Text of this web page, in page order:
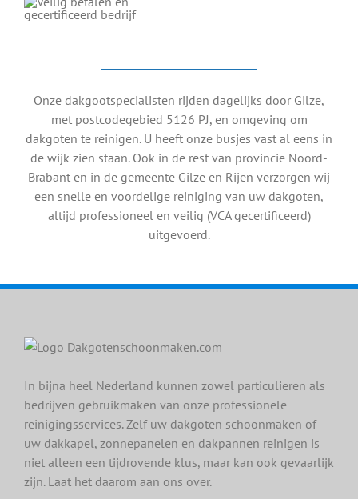
Onze dakgootspecialisten rijden dagelijks door Gilze,
met postcodegebied 5126 PJ, en omgeving om
dakgoten te reinigen. U heeft onze busjes vast al eens in
de wijk zien staan. Ook in de rest van provincie Noord-
Brabant en in de gemeente Gilze en Rijen verzorgen wij
een snelle en voordelige reiniging van uw dakgoten,
altijd professioneel en veilig (VCA gecertificeerd)
uitgevoerd.
In bijna heel Nederland kunnen zowel particulieren als
bedrijven gebruikmaken van onze professionele
reinigingsservices. Zelf uw dakgoten schoonmaken of
uw dakkapel, zonnepanelen en dakpannen reinigen is
niet alleen een tijdrovende klus, maar kan ook gevaarlijk
zijn. Laat het daarom aan ons over.